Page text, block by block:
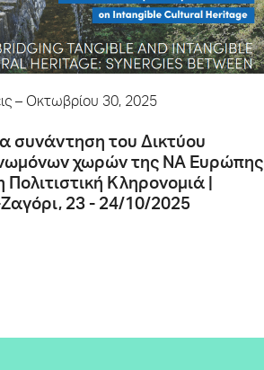
– Οκτωβρίου 30, 2025
συνάντηση του Δικτύου
χωρών της ΝΑ Ευρώπης
Κληρονομιά |
Ζαγόρι, 23 - 24/10/2025